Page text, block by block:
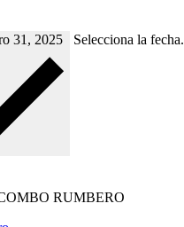
31, 2025 Selecciona la fecha.